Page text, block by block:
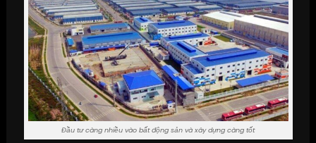
Đầu tư càng nhiều vào bất động sản và xây dựng càng tốt